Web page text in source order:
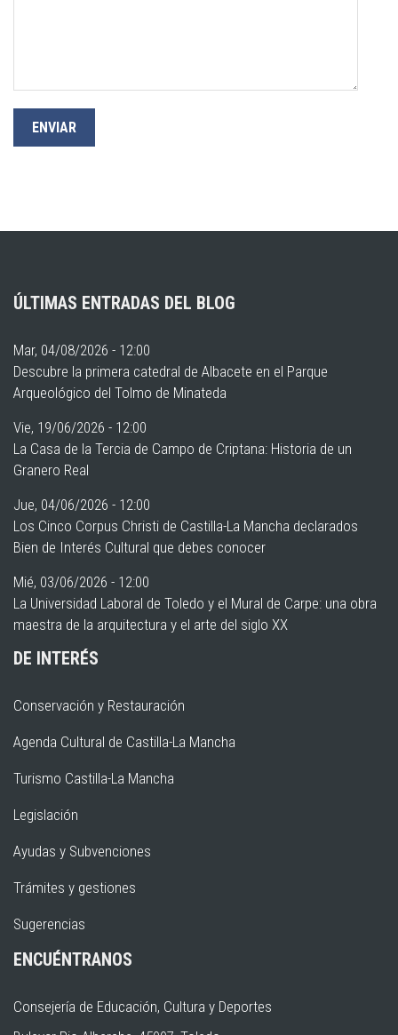
ÚLTIMAS ENTRADAS DEL BLOG
Mar, 04/08/2026 - 12:00
Descubre la primera catedral de Albacete en el Parque
Arqueológico del Tolmo de Minateda
Vie, 19/06/2026 - 12:00
La Casa de la Tercia de Campo de Criptana: Historia de un
Granero Real
Jue, 04/06/2026 - 12:00
Los Cinco Corpus Christi de Castilla-La Mancha declarados
Bien de Interés Cultural que debes conocer
Mié, 03/06/2026 - 12:00
La Universidad Laboral de Toledo y el Mural de Carpe: una obra
maestra de la arquitectura y el arte del siglo XX
DE INTERÉS
Conservación y Restauración
Agenda Cultural de Castilla-La Mancha
Turismo Castilla-La Mancha
Legislación
Ayudas y Subvenciones
Trámites y gestiones
Sugerencias
ENCUÉNTRANOS
Consejería de Educación, Cultura y Deportes